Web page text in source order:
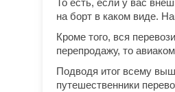
То есть, если у вас
на борт в каком виде.
Кроме того, вся
перепродажу, то
Подводя итог всему
путешественники